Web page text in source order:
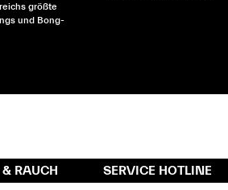
größte
und Bong-
RAUCH SERVICE HOTLINE